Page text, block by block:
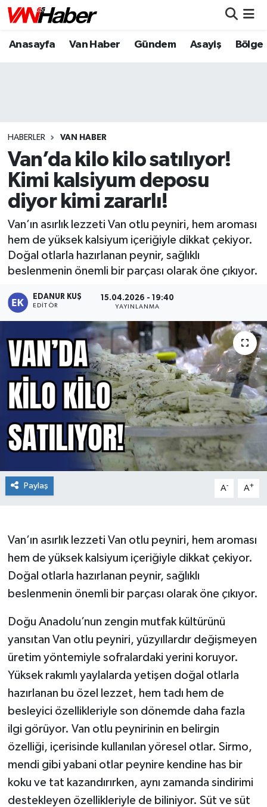
Anasayfa Van Haber Gündem Asayiş Bölge
HABERLER VAN HABER
Van’da kilo kilo satılıyor!
Kimi kalsiyum deposu
diyor kimi zararlı!
Van’ın asırlık lezzeti Van otlu peyniri, hem aroması
hem de yüksek kalsiyum içeriğiyle dikkat çekiyor.
Doğal otlarla hazırlanan peynir, sağlıklı
beslenmenin önemli bir parçası olarak öne çıkıyor.
EDANUR KUŞ
EDITÖR
15.04.2026 - 19:40
YAYINLANMA
Paylaş A- A+
Van’ın asırlık lezzeti Van otlu peyniri, hem aroması
hem de yüksek kalsiyum içeriğiyle dikkat çekiyor.
Doğal otlarla hazırlanan peynir, sağlıklı
beslenmenin önemli bir parçası olarak öne çıkıyor.
Doğu Anadolu’nun zengin mutfak kültürünü
yansıtan Van otlu peyniri, yüzyıllardır değişmeyen
üretim yöntemiyle sofralardaki yerini koruyor.
Yüksek rakımlı yaylalarda yetişen doğal otlarla
hazırlanan bu özel lezzet, hem tadı hem de
besleyici özellikleriyle son dönemde daha fazla
ilgi görüyor. Van otlu peynirinin en belirgin
özelliği, içerisinde kullanılan yöresel otlar. Sirmo,
mendi gibi yabani otlar peynire kendine has bir
koku ve tat kazandırırken, aynı zamanda sindirimi
destekleyen özellikleriyle de biliniyor. Süt ve süt
Nöbetçi Eczaneler
Puan Durumu ve Fikstür
Tüm Manşetler
Son Dakika Haberleri
Haber Arşivi